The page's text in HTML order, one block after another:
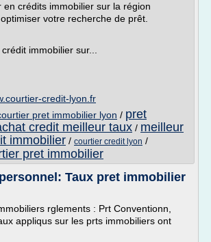
en crédits immobilier sur la région
votre recherche de prêt.
immobilier sur...
credit-lyon.fr
pret immobilier lyon / pret
credit meilleur taux / meilleur
immobilier / courtier credit lyon /
pret immobilier
Taux pret immobilier
rglements : Prt Conventionn,
appliqus sur les prts immobiliers ont